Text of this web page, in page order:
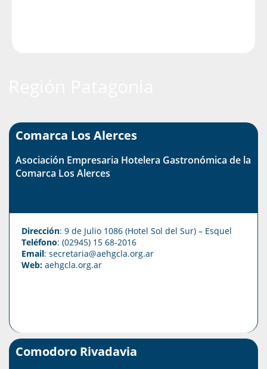
Comarca Los Alerces
Asociación Empresaria Hotelera Gastronómica de la
Comarca Los Alerces
Dirección: 9 de Julio 1086 (Hotel Sol del Sur) – Esquel
Teléfono: (02945) 15 68-2016
Email: secretaria@aehgcla.org.ar
Web: aehgcla.org.ar
Comodoro Rivadavia